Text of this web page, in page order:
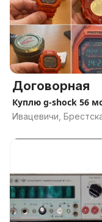
Договорная
Куплю g-shock 56
Ивацевичи,